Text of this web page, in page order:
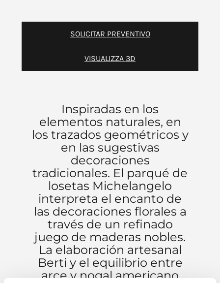
SOLICITAR PREVENTIVO
VISUALIZZA 3D
Inspiradas en los
elementos naturales, en
los trazados geométricos y
en las sugestivas
decoraciones
tradicionales. El parqué de
losetas Michelangelo
interpreta el encanto de
las decoraciones florales a
través de un refinado
juego de maderas nobles.
La elaboración artesanal
Berti y el equilibrio entre
arce y nogal americano